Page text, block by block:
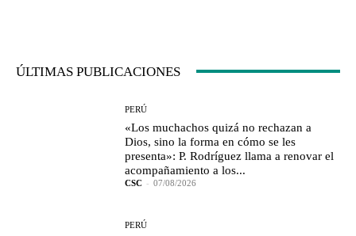
ÚLTIMAS PUBLICACIONES
PERÚ
«Los muchachos quizá no rechazan a
Dios, sino la forma en cómo se les
presenta»: P. Rodríguez llama a renovar el
acompañamiento a los...
CSC - 07/08/2026
PERÚ